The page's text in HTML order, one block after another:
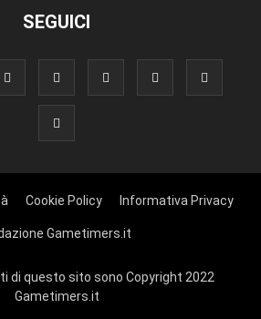
SEGUICI
Cookie Policy Informativa Privacy
Gametimers.it
di questo sito sono Copyright 2022
Gametimers.it